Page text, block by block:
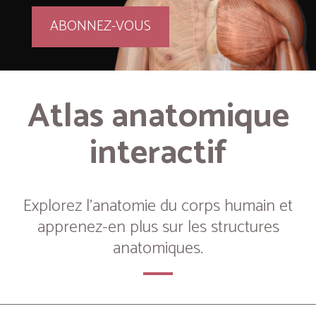
ABONNEZ-VOUS
Atlas anatomique
interactif
Explorez l’anatomie du corps humain et
apprenez-en plus sur les structures
anatomiques.